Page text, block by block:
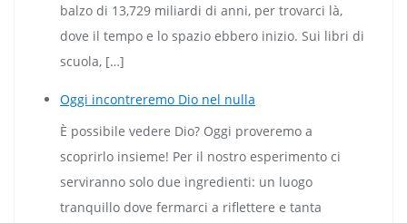
balzo di 13,729 miliardi di anni, per trovarci là,
dove il tempo e lo spazio ebbero inizio. Sui libri di
scuola, […]
Oggi incontreremo Dio nel nulla
È possibile vedere Dio? Oggi proveremo a
scoprirlo insieme! Per il nostro esperimento ci
serviranno solo due ingredienti: un luogo
tranquillo dove fermarci a riflettere e tanta